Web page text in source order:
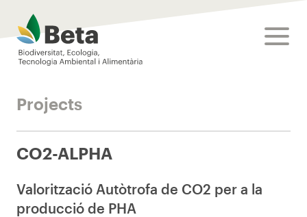
Beta Tech Center
Projects
CO2-ALPHA
Valorització Autòtrofa de CO2 per a la
producció de PHA